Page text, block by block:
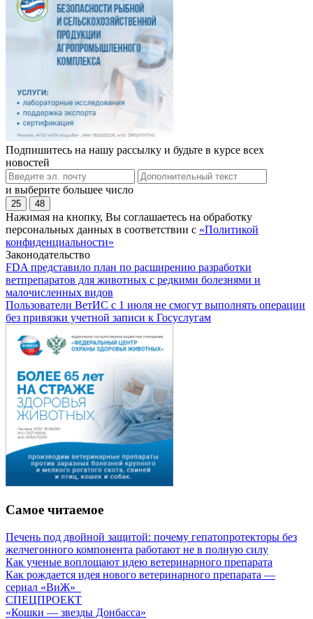
Подпишитесь на нашу рассылку и будьте в курсе всех
новостей
и выберите большее число
25 48
Нажимая на кнопку, Вы соглашаетесь на обработку
персональных данных в соответствии с «Политикой
конфиденциальности»
Законодательство
FDA представило план по расширению разработки
ветпрепаратов для животных с редкими болезнями и
малочисленных видов
Пользователи ВетИС с 1 июля не смогут выполнять операции
без привязки учетной записи к Госуслугам
Самое читаемое
Печень под двойной защитой: почему гепатопротекторы без
желчегонного компонента работают не в полную силу
Как ученые воплощают идею ветеринарного препарата
Как рождается идея нового ветеринарного препарата —
сериал «ВиЖ»
СПЕЦПРОЕКТ
«Кошки — звезды Донбасса»